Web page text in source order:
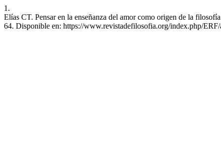
1.
Elías CT. Pensar en la enseñanza del amor como origen de la
64. Disponible en: https://www.revistadefilosofia.org/index.php/